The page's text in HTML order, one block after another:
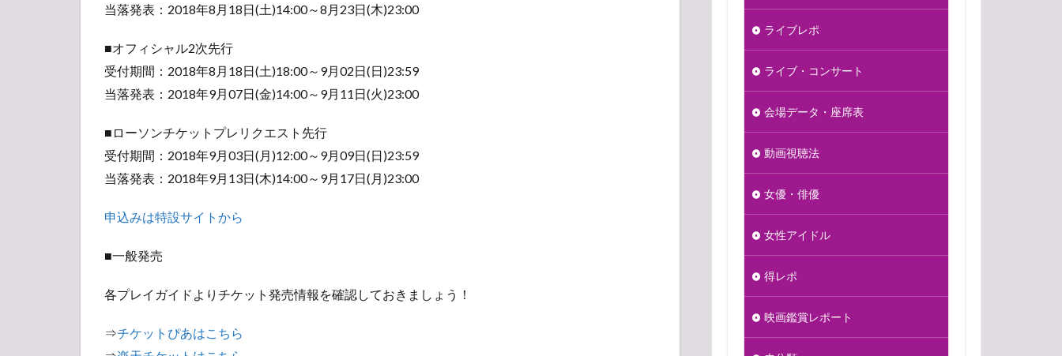
当落発表：2018年8月18日(土)14:00～8月23日(木)23:00
■オフィシャル2次先行
受付期間：2018年8月18日(土)18:00～9月02日(日)23:59
当落発表：2018年9月07日(金)14:00～9月11日(火)23:00
■ローソンチケットプレリクエスト先行
受付期間：2018年9月03日(月)12:00～9月09日(日)23:59
当落発表：2018年9月13日(木)14:00～9月17日(月)23:00
申込みは特設サイトから
■一般発売
各プレイガイドよりチケット発売情報を確認しておきましょう！
⇒チケットぴあはこちら
ライブレポ
ライブ・コンサート
会場データ・座席表
動画視聴法
女優・俳優
女性アイドル
得レポ
映画鑑賞レポート